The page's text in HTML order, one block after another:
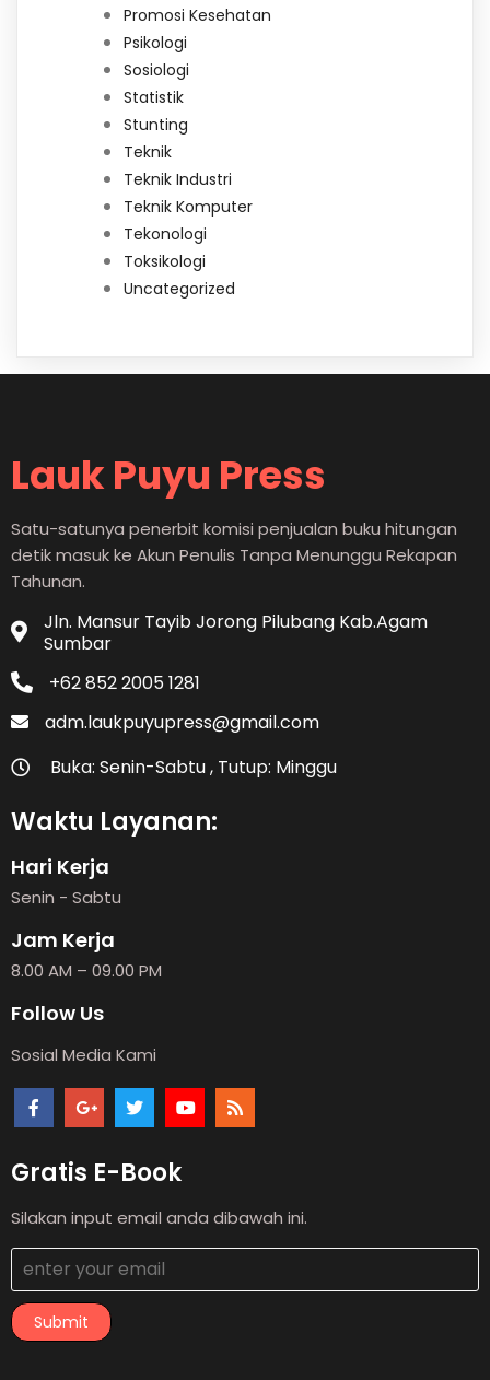
Promosi Kesehatan
Psikologi
Sosiologi
Statistik
Stunting
Teknik
Teknik Industri
Teknik Komputer
Tekonologi
Toksikologi
Uncategorized
Lauk Puyu Press
Satu-satunya penerbit komisi penjualan buku hitungan
detik masuk ke Akun Penulis Tanpa Menunggu Rekapan
Tahunan.
Jln. Mansur Tayib Jorong Pilubang Kab.Agam
Sumbar
+62 852 2005 1281
adm.laukpuyupress@gmail.com
Buka: Senin-Sabtu , Tutup: Minggu
Waktu Layanan:
Hari Kerja
Senin - Sabtu
Jam Kerja
8.00 AM – 09.00 PM
Follow Us
Sosial Media Kami
Gratis E-Book
Silakan input email anda dibawah ini.
Submit